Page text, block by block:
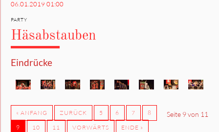
06.01.2019 01:00
PARTY
Häsabstauben
Eindrücke
Seite 9 von 11
« ANFANG ZURÜCK 5 6 7
8
9
10 11 VORWÄRTS ENDE »